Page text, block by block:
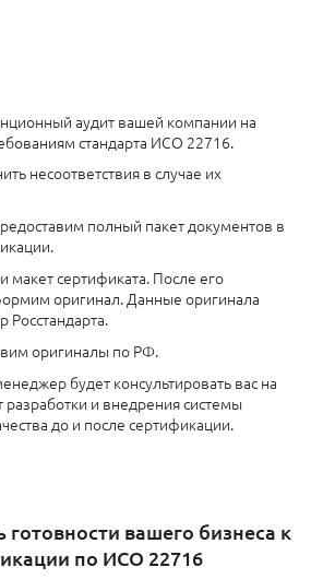
аудит вашей компании на
стандарта ИСО 22716.
несоответствия в случае их
полный пакет документов в
макет сертификата. После его
оригинал. Данные оригинала
Росстандарта.
оригиналы по РФ.
будет консультировать вас на
разработки и внедрения системы
до и после сертификации.
готовности вашего бизнеса к
по ИСО 22716